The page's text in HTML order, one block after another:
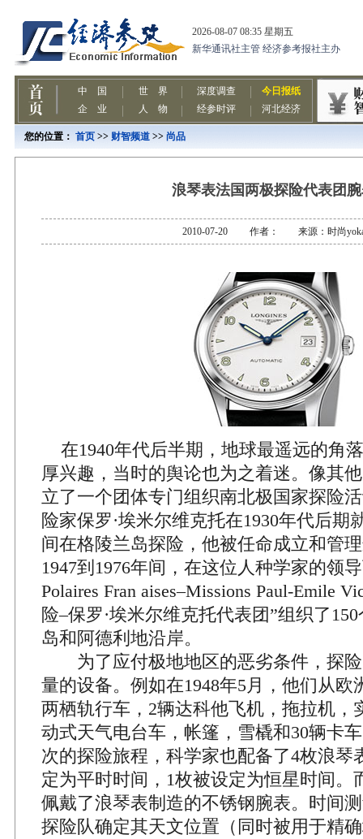
您的位置： 首页 >> 财智频道 >> 尚品
浪琴表法国两极探险代表团
2010-07-20 作者： 来源：时尚
在1940年代后半期，地球最遥远的角
厚兴趣，当时的舆论也为之着迷。像其
立了一个团体专门组织南北极国家探险
险家保罗·埃米尔维克托在1930年代后期
间在格陵兰岛探险，他被任命成立和管
1947到1976年间，在这位人种学家的领
Polaires Fran aises–Missions Paul-Emile
险–保罗·埃米尔维克托代表团”组织了
岛和阿德利地沿岸。
为了应付极地地区的恶劣条件，探险
量的设备。例如在1948年5月，他们从欧
两栖轨行车，2辆达科他飞机，拖拉机，
动式天气电台车，帐篷，雪橇和30辆卡
次的探险旅程，科学家也配备了4枚浪琴
定为平时时间，1枚被设定为恒星时间。
佩戴了浪琴表制造的不锈钢腕表。时间
探险队确定其天文位置（同时被用于精